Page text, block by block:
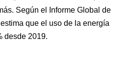
Según el Informe Global de
que el uso de la energía
desde 2019.